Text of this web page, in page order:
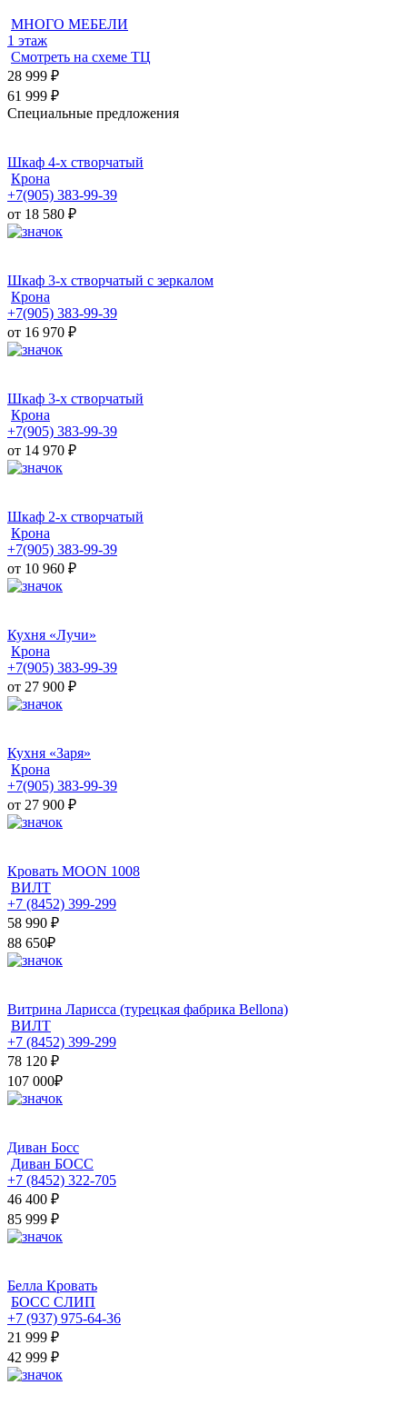
МНОГО МЕБЕЛИ
1 этаж
Смотреть на схеме ТЦ
28 999 ₽
61 999 ₽
Специальные предложения
Шкаф 4-х створчатый
Крона
+7(905) 383-99-39
от 18 580 ₽
Шкаф 3-х створчатый с зеркалом
Крона
+7(905) 383-99-39
от 16 970 ₽
Шкаф 3-х створчатый
Крона
+7(905) 383-99-39
от 14 970 ₽
Шкаф 2-х створчатый
Крона
+7(905) 383-99-39
от 10 960 ₽
Кухня «Лучи»
Крона
+7(905) 383-99-39
от 27 900 ₽
Кухня «Заря»
Крона
+7(905) 383-99-39
от 27 900 ₽
Кровать MOON 1008
ВИЛТ
+7 (8452) 399-299
58 990 ₽
88 650₽
Витрина Ларисса (турецкая фабрика Bellona)
ВИЛТ
+7 (8452) 399-299
78 120 ₽
107 000₽
Диван Босс
Диван БОСС
+7 (8452) 322-705
46 400 ₽
85 999 ₽
Белла Кровать
БОСС СЛИП
+7 (937) 975-64-36
21 999 ₽
42 999 ₽